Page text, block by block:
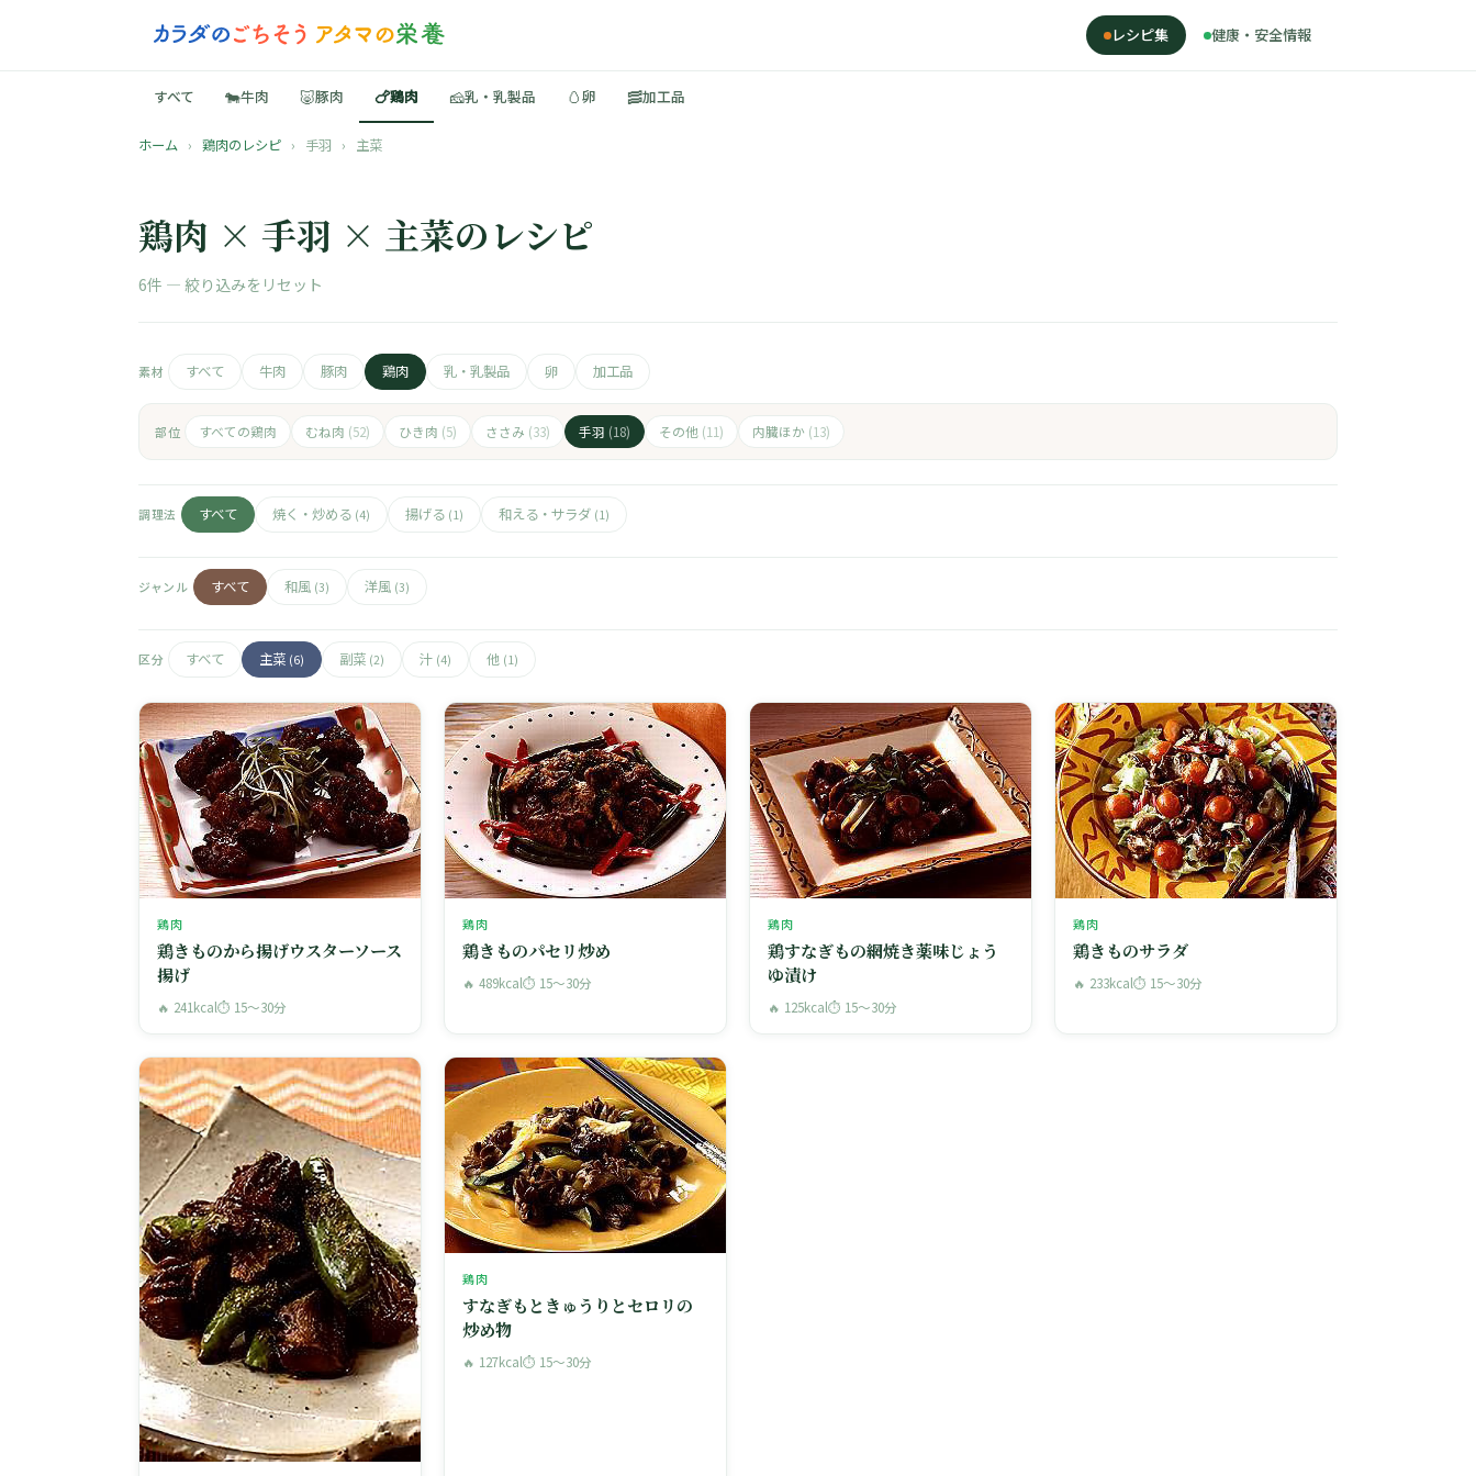
レシピ集 健康・安全情報
すべて 🐄牛肉 🐷豚肉 🍗鶏肉 🧀乳・乳製品 🥚卵 🥓加工品
ホーム › 鶏肉のレシピ › 手羽 › 主菜
鶏肉 × 手羽 × 主菜のレシピ
6件 — 絞り込みをリセット
素材 すべて 牛肉 豚肉 鶏肉 乳・乳製品 卵 加工品
部位 すべての鶏肉 むね肉 (52) ひき肉 (5) ささみ (33) 手羽 (18) その他 (11) 内臓ほか (13)
調理法 すべて 焼く・炒める (4) 揚げる (1) 和える・サラダ (1)
ジャンル すべて 和風 (3) 洋風 (3)
区分 すべて 主菜 (6) 副菜 (2) 汁 (4) 他 (1)
鶏肉
鶏きものから揚げウスターソース
揚げ
🔥 241kcal⏱ 15〜30分
鶏肉
鶏きものパセリ炒め
🔥 489kcal⏱ 15〜30分
鶏肉
鶏すなぎもの網焼き薬味じょう
ゆ漬け
🔥 125kcal⏱ 15〜30分
鶏肉
鶏きものサラダ
🔥 233kcal⏱ 15〜30分
鶏肉
すなぎもときゅうりとセロリの
炒め物
🔥 127kcal⏱ 15〜30分